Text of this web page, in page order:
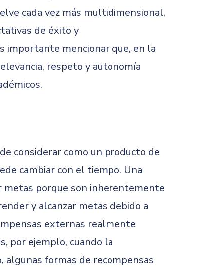
cada vez más multidimensional,
de éxito y
importante mencionar que, en la
respeto y autonomía
considerar como un producto de
cambiar con el tiempo. Una
metas porque son inherentemente
y alcanzar metas debido a
externas realmente
por ejemplo, cuando la
algunas formas de recompensas